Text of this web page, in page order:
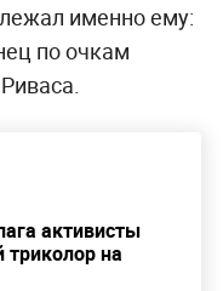
именно ему:
по очкам
активисты
триколор на